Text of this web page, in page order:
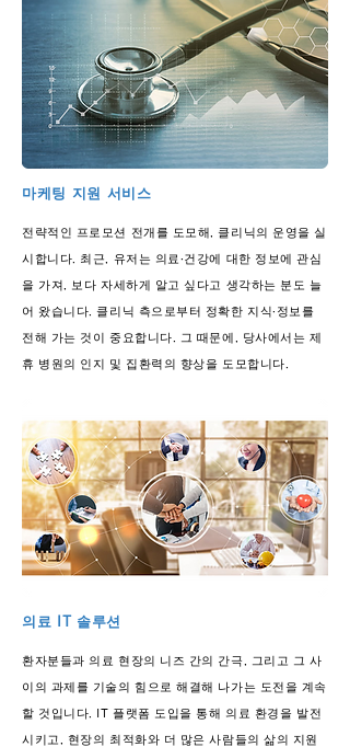
마케팅 지원 서비스
전략적인 프로모션 전개를 도모해, 클리닉의 운영을 실
시합니다. 최근, 유저는 의료·건강에 대한 정보에 관심
을 가져, 보다 자세하게 알고 싶다고 생각하는 분도 늘
어 왔습니다. 클리닉 측으로부터 정확한 지식·정보를
전해 가는 것이 중요합니다. 그 때문에, 당사에서는 제
휴 병원의 인지 및 집환력의 향상을 도모합니다.
의료 IT 솔루션
환자분들과 의료 현장의 니즈 간의 간극, 그리고 그 사
이의 과제를 기술의 힘으로 해결해 나가는 도전을 계속
할 것입니다. IT 플랫폼 도입을 통해 의료 환경을 발전
시키고, 현장의 최적화와 더 많은 사람들의 삶의 지원